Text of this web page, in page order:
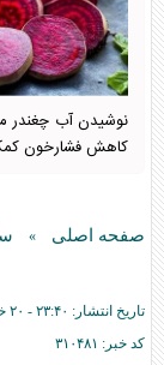
نوشیدن آب چغندر
کاهش فشارخون
صفحه اصلی »
تاریخ انتشار: ۲۳:۴۰ - ۲۰ خرداد ۱۴۰۵ -
کد خبر: ۳۱۰۴۸۱